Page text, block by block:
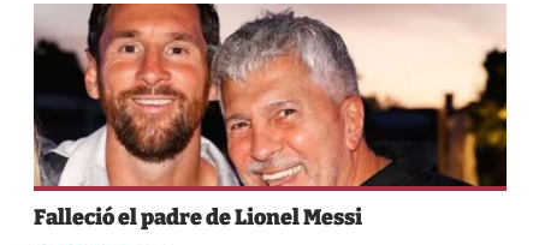
Falleció el padre de Lionel Messi